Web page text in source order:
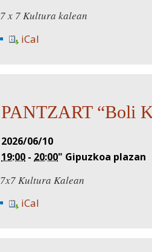
7 x 7 Kultura kalean
iCal
PANTZART “Boli
2026/06/10
19:00 - 20:00" Gipuzkoa plazan
7x7 Kultura Kalean
iCal